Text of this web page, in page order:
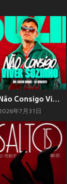
Não Consigo Viver Sozinho
年7月31日